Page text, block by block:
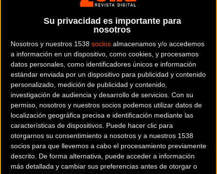
Su privacidad es importante para
nosotros
Nosotros y nuestros 1538 socios almacenamos y/o accedemos
a información en un dispositivo, como cookies, y procesamos
datos personales, como identificadores únicos e información
estándar enviada por un dispositivo para publicidad y contenido
personalizado, medición de publicidad y contenido,
investigación de audiencia y desarrollo de servicios. Con su
permiso, nosotros y nuestros socios podemos utilizar datos de
localización geográfica precisa e identificación mediante las
características de dispositivos. Puede hacer clic para
otorgarnos su consentimiento a nosotros y a nuestros 1538
socios para que llevemos a cabo el procesamiento previamente
descrito. De forma alternativa, puede acceder a información
más detallada y cambiar sus preferencias antes de otorgar o
Terms of use © 1987–2026 HERE
¿Eres el propietario de esta tienda? Descubre cómo hacerte tienda